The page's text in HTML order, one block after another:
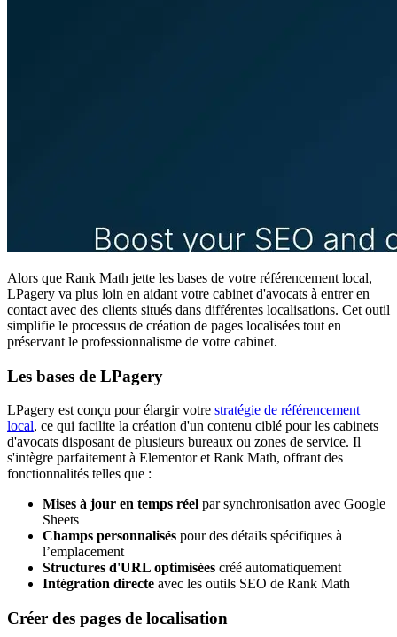
Alors que Rank Math jette les bases de votre référencement local,
LPagery va plus loin en aidant votre cabinet d'avocats à entrer en
contact avec des clients situés dans différentes localisations. Cet outil
simplifie le processus de création de pages localisées tout en
préservant le professionnalisme de votre cabinet.
Les bases de LPagery
LPagery est conçu pour élargir votre stratégie de référencement
local, ce qui facilite la création d'un contenu ciblé pour les cabinets
d'avocats disposant de plusieurs bureaux ou zones de service. Il
s'intègre parfaitement à Elementor et Rank Math, offrant des
fonctionnalités telles que :
Mises à jour en temps réel par synchronisation avec Google
Sheets
Champs personnalisés pour des détails spécifiques à
l’emplacement
Structures d'URL optimisées créé automatiquement
Intégration directe avec les outils SEO de Rank Math
Créer des pages de localisation